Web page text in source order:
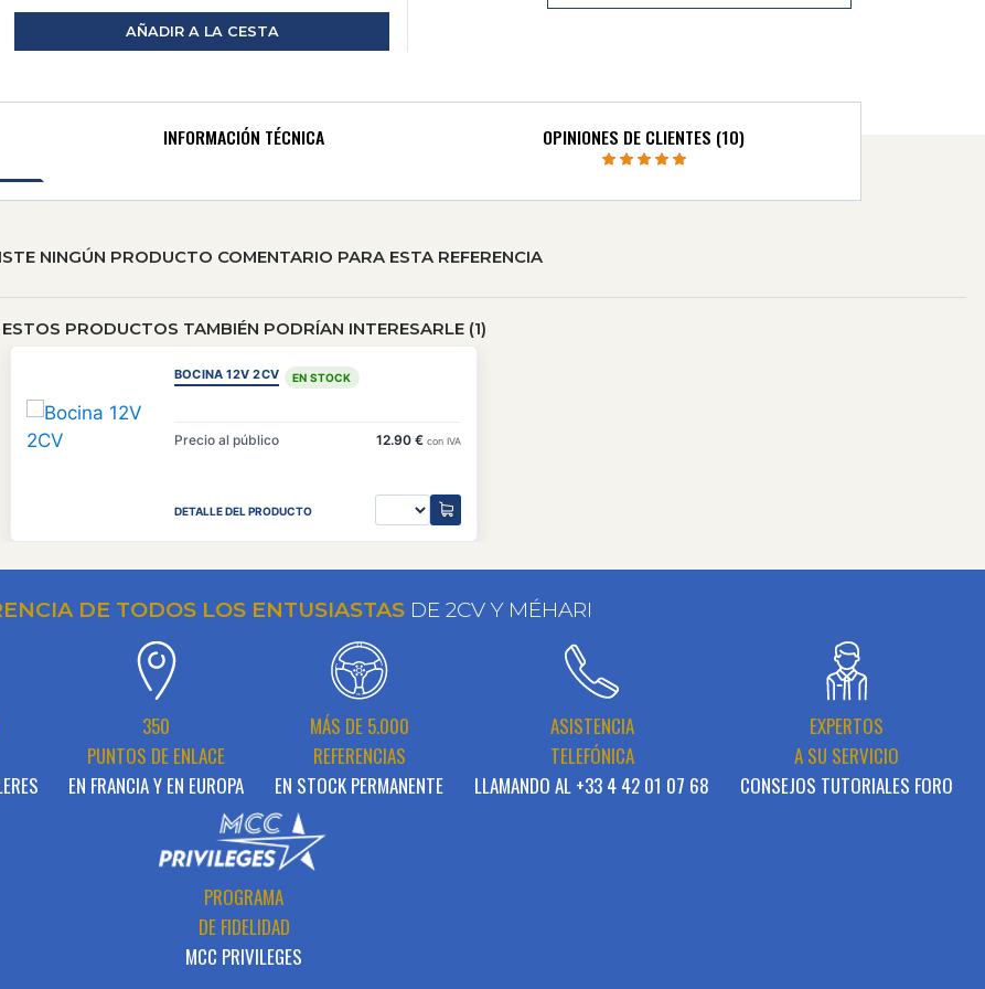
AÑADIR A LA CESTA
INFORMACIÓN TÉCNICA OPINIONES DE CLIENTES (10)
NINGÚN PRODUCTO COMENTARIO PARA ESTA REFERENCIA
ESTOS PRODUCTOS TAMBIÉN PODRÍAN INTERESARLE (1)
BOCINA 12V 2CV EN STOCK
Precio al público 12.90 € con IVA
DETALLE DEL PRODUCTO
DE TODOS LOS ENTUSIASTAS DE 2CV Y MÉHARI
350
PUNTOS DE ENLACE
EN FRANCIA Y EN EUROPA
MÁS DE 5.000
REFERENCIAS
EN STOCK PERMANENTE
ASISTENCIA
TELEFÓNICA
LLAMANDO AL +33 4 42 01 07 68
EXPERTOS
A SU SERVICIO
CONSEJOS TUTORIALES FORO
PROGRAMA
DE FIDELIDAD
MCC PRIVILEGES